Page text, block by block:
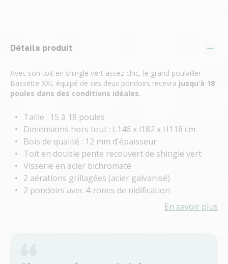
Détails produit
Avec son toit en shingle vert assez chic, le grand poulailler
Bassette XXL équipé de ses deux pondoirs recevra jusqu’à 18
poules dans des conditions idéales.
Taille : 15 à 18 poules
Dimensions hors tout : L146 x l182 x H118 cm
Bois de qualité : 12 mm d'épaisseur
Toit en double pente recouvert de shingle vert
Visserie en acier bichromaté
2 aérations grillagées (acier galvanisé)
2 pondoirs avec 4 zones de nidification
En savoir plus